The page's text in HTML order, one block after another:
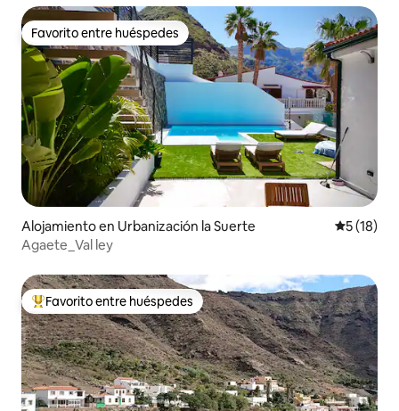
Favorito entre huéspedes
Favorito entre huéspedes
Alojamiento en Urbanización la Suerte
5 (18)
Agaete_Val ley
Favorito entre huéspedes preferido
Favorito entre huéspedes